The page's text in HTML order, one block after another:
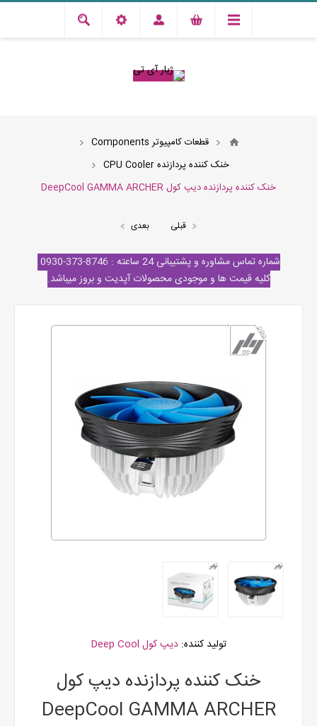
قطعات کامپیوتر Components
خنک کننده پردازنده CPU Cooler
خنک کننده پردازنده دیپ کول DeepCool GAMMA ARCHER
قبلی بعدی
شماره تماس مشاوره و پشتیبانی 24 ساعته : 8746-373-0930
کلیه قیمت ها و موجودی محصولات آپدیت و بروز میباشد.
تولید کننده: دیپ کول Deep Cool
خنک کننده پردازنده دیپ کول
DeepCool GAMMA ARCHER